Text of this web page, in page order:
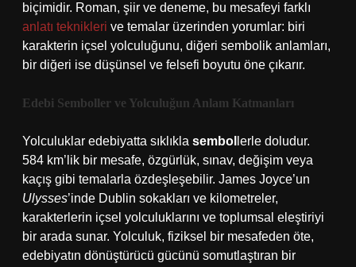
biçimidir. Roman, şiir ve deneme, bu mesafeyi farklı
anlatı teknikleri ve temalar üzerinden yorumlar: biri
karakterin içsel yolculuğunu, diğeri sembolik anlamları,
bir diğeri ise düşünsel ve felsefi boyutu öne çıkarır.
Edebi Semboller ve Yolculuğun Anlam Katmanları
Yolculuklar edebiyatta sıklıkla sembol lerle doludur.
584 km’lik bir mesafe, özgürlük, sınav, değişim veya
kaçış gibi temalarla özdeşleşebilir. James Joyce’un
Ulysses’inde Dublin sokakları ve kilometreler,
karakterlerin içsel yolculuklarını ve toplumsal eleştiriyi
bir arada sunar. Yolculuk, fiziksel bir mesafeden öte,
edebiyatın dönüştürücü gücünü somutlaştıran bir